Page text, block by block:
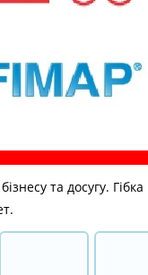
та досугу.